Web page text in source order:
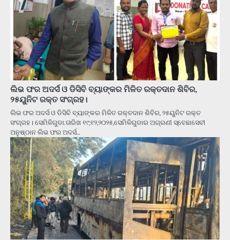
ଲିଭ ଫର ଅଦର୍ସ ଓ ଡିସିବି ବ୍ୟାଙ୍କର ମିଳିତ ରକ୍ତଦାନ ଶିବିର,
୨୫ୟୁନିଟ ରକ୍ତ ସଂଗ୍ରହ।
ଲିଭ ଫର ଅଦର୍ସ ଓ ଡିସିବି ବ୍ୟାଙ୍କର ମିଳିତ ରକ୍ତଦାନ ଶିବିର, ୨୫ୟୁନିଟ ରକ୍ତ
ସଂଗ୍ରହ। ସେମିଳିଗୁଡା.ତାରିଖ ୧୯,୧୨,୨୦୨୫,ସେମିଳିଗୁଡାର ଅଗ୍ରଣୀ ସ୍ବେଛାସେବୀ
ଅନୁଷ୍ଠାନ ଲିଭ ଫର ଅଦର୍ସ…